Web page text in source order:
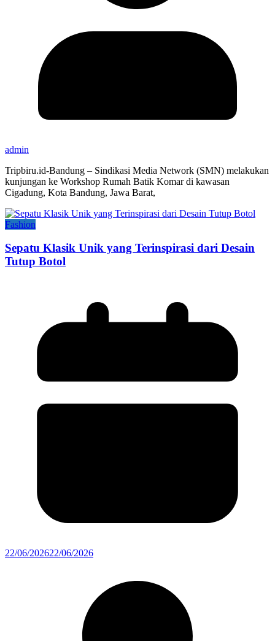
admin
Tripbiru.id-Bandung – Sindikasi Media Network (SMN) melakukan
kunjungan ke Workshop Rumah Batik Komar di kawasan
Cigadung, Kota Bandung, Jawa Barat,
Fashion
Sepatu Klasik Unik yang Terinspirasi dari Desain
Tutup Botol
22/06/202622/06/2026